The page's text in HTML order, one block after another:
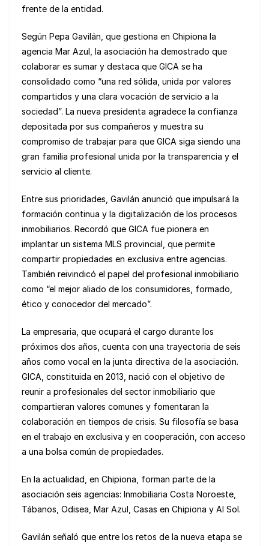
frente de la entidad.
Según Pepa Gavilán, que gestiona en Chipiona la
agencia Mar Azul, la asociación ha demostrado que
colaborar es sumar y destaca que GICA se ha
consolidado como “una red sólida, unida por valores
compartidos y una clara vocación de servicio a la
sociedad”. La nueva presidenta agradece la confianza
depositada por sus compañeros y muestra su
compromiso de trabajar para que GICA siga siendo una
gran familia profesional unida por la transparencia y el
servicio al cliente.
Entre sus prioridades, Gavilán anunció que impulsará la
formación continua y la digitalización de los procesos
inmobiliarios. Recordó que GICA fue pionera en
implantar un sistema MLS provincial, que permite
compartir propiedades en exclusiva entre agencias.
También reivindicó el papel del profesional inmobiliario
como “el mejor aliado de los consumidores, formado,
ético y conocedor del mercado”.
La empresaria, que ocupará el cargo durante los
próximos dos años, cuenta con una trayectoria de seis
años como vocal en la junta directiva de la asociación.
GICA, constituida en 2013, nació con el objetivo de
reunir a profesionales del sector inmobiliario que
compartieran valores comunes y fomentaran la
colaboración en tiempos de crisis. Su filosofía se basa
en el trabajo en exclusiva y en cooperación, con acceso
a una bolsa común de propiedades.
En la actualidad, en Chipiona, forman parte de la
asociación seis agencias: Inmobiliaria Costa Noroeste,
Tábanos, Odisea, Mar Azul, Casas en Chipiona y Al Sol.
Gavilán señaló que entre los retos de la nueva etapa se